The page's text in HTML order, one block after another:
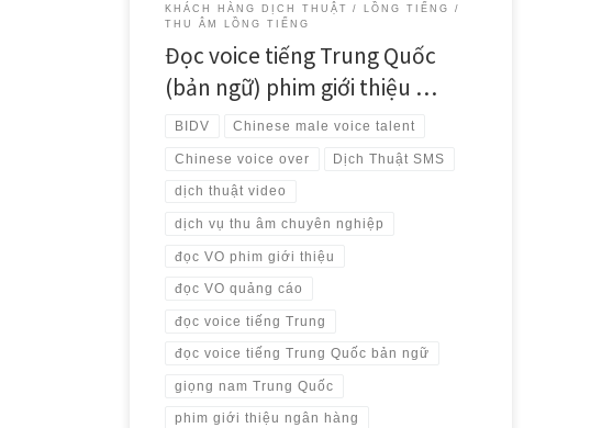
KHÁCH HÀNG DỊCH THUẬT
LỒNG TIẾNG
THU ÂM LỒNG TIẾNG
Đọc voice tiếng Trung Quốc
(bản ngữ) phim giới thiệu …
BIDV Chinese male voice talent
Chinese voice over Dịch Thuật SMS
dịch thuật video
dịch vụ thu âm chuyên nghiệp
đọc VO phim giới thiệu
đọc VO quảng cáo
đọc voice tiếng Trung
đọc voice tiếng Trung Quốc bản ngữ
giọng nam Trung Quốc
phim giới thiệu ngân hàng